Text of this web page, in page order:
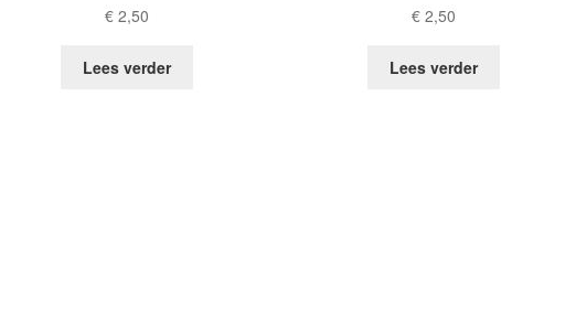
€ 2,50
Lees verder
€2,50
Lees verder